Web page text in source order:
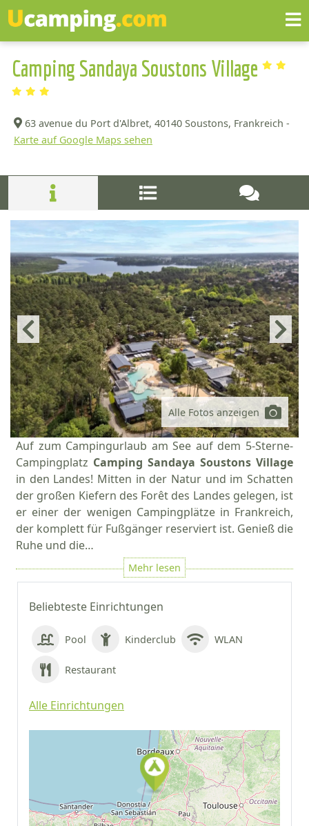
Camping Sandaya Soustons Village
63 avenue du Port d'Albret, 40140 Soustons, Frankreich -
Karte auf Google Maps sehen
Beliebteste Einrichtungen
Pool Kinderclub WLAN
Restaurant
Alle Einrichtungen
Auf Google Maps
Alle Fotos anzeigen
Auf zum Campingurlaub am See auf dem 5-Sterne-
Campingplatz Camping Sandaya Soustons Village
in den Landes! Mitten in der Natur und im Schatten
der großen Kiefern des Forêt des Landes gelegen, ist
er einer der wenigen Campingplätze in Frankreich,
der komplett für Fußgänger reserviert ist. Genieß die
Ruhe und die…